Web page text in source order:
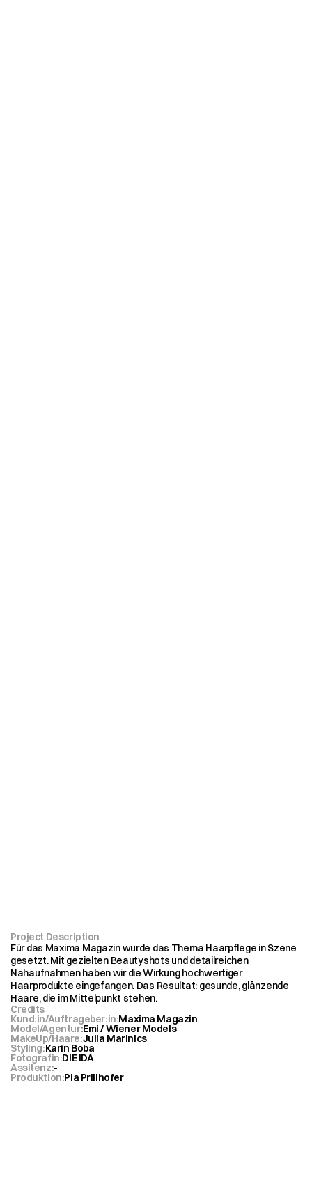
Project Description
Für das Maxima Magazin wurde das Thema Haarpflege in Szene
gesetzt. Mit gezielten Beautyshots und detailreichen
Nahaufnahmen haben wir die Wirkung hochwertiger
Haarprodukte eingefangen. Das Resultat: gesunde, glänzende
Haare, die im Mittelpunkt stehen.
Credits
Kund:in/Auftrageber:in:Maxima Magazin
Model/Agentur:Emi / Wiener Models
MakeUp/Haare:Julia Marinics
Styling:Karin Boba
Fotografin:DIE IDA
Assitenz:-
Produktion:Pia Prillhofer